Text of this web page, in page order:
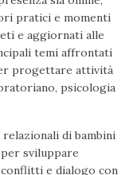
pratici e momenti
e aggiornati alle
temi affrontati
progettare attività
psicologia
di bambini
sviluppare
e dialogo con